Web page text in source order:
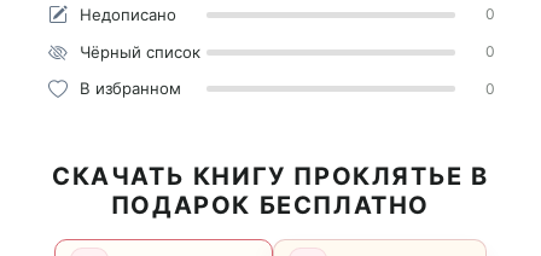
Недописано 0
Чёрный список 0
В избранном 0
СКАЧАТЬ КНИГУ ПРОКЛЯТЬЕ В
ПОДАРОК БЕСПЛАТНО